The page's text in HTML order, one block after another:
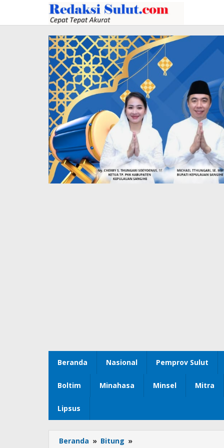
konten
Beranda Nasional Pemprov Sulut
Boltim Minahasa Minsel Mitra
Lipsus
Beranda » Bitung »